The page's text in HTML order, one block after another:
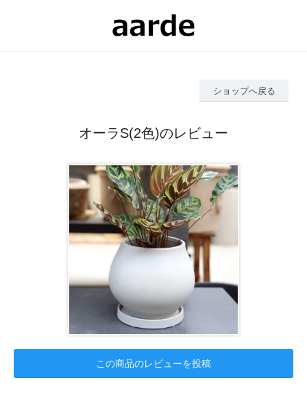
ショップへ戻る
オーラS(2色)のレビュー
この商品のレビューを投稿